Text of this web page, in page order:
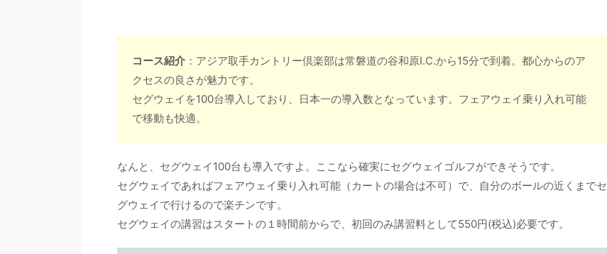
コース紹介 ：アジア取手カントリー倶楽部は常磐道の谷和原I.C.から15分で到着。都心からのア
クセスの良さが魅力です。
セグウェイを100台導入しており、日本一の導入数となっています。フェアウェイ乗り入れ可能
で移動も快適。
なんと、セグウェイ100台も導入ですよ。ここなら確実にセグウェイゴルフができそうです。
セグウェイであればフェアウェイ乗り入れ可能（カートの場合は不可）で、自分のボールの近くまでセ
グウェイで行けるので楽チンです。
セグウェイの講習はスタートの１時間前からで、初回のみ講習料として550円(税込)必要です。